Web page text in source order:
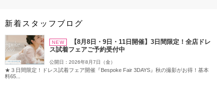
新着スタッフブログ
NEW
【8月8日・9日・11日開催】3日間限定！全店ドレ
ス試着フェアご予約受付中
公開日：2026年8月7日（金）
★３日間限定！ドレス試着フェア開催『Bespoke Fair 3DAYS』秋の撮影がお得！基本
料65...